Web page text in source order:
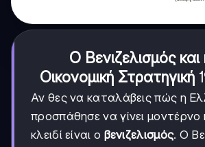
Ο Βενιζελισμός
Οικονομική Στρατηγική
Αν θες να καταλάβεις πώς η
προσπάθησε να γίνει
κλειδί είναι ο βενιζελισμός. Ο